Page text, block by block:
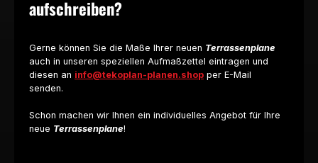
aufschreiben?
Gerne können Sie die Maße Ihrer neuen Terrassenplane
auch in unseren speziellen Aufmaßzettel eintragen und
diesen an info@tekoplan-planen.shop per E-Mail
senden.
Schon machen wir Ihnen ein individuelles Angebot für Ihre
neue Terrassenplane!